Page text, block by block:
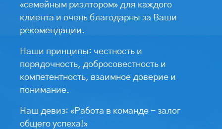
«семейным риэлтором» для каждого
клиента и очень благодарны за Ваши
рекомендации.
Наши принципы: честность и
порядочность, добросовестность и
компетентность, взаимное доверие и
понимание.
Наш девиз: «Работа в команде - залог
общего успеха!»